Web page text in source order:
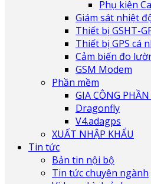
Phụ kiện
Giám sát nhiệt
Thiết bị GSHT-
Thiết bị GPS cá
Cảm biến đo
GSM Modem
Phần mềm
GIA CÔNG
Dragonfly
V4.adagps
XUẤT NHẬP KHẨU
Tin tức
Bản tin nội bộ
Tin tức chuyên ngành